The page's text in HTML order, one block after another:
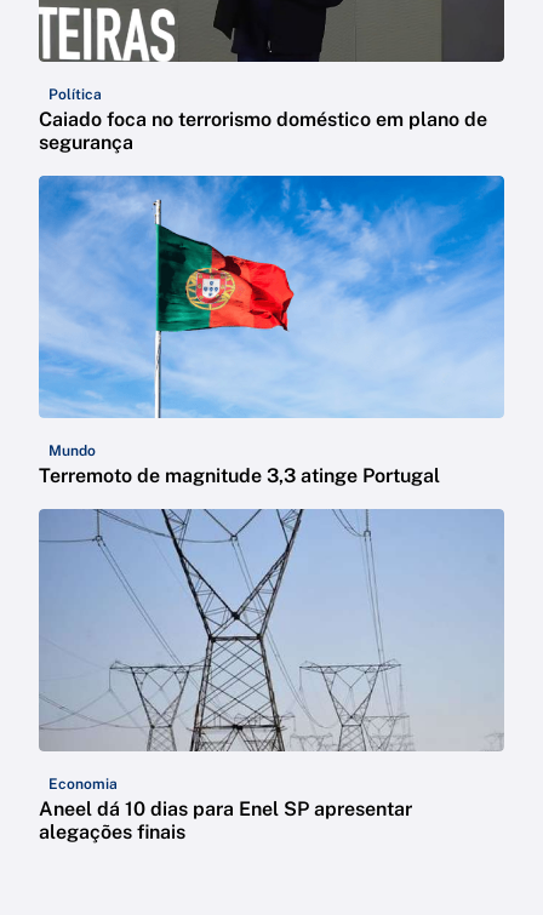
Política
Caiado foca no terrorismo doméstico em plano de
segurança
Mundo
Terremoto de magnitude 3,3 atinge Portugal
Economia
Aneel dá 10 dias para Enel SP apresentar
alegações finais